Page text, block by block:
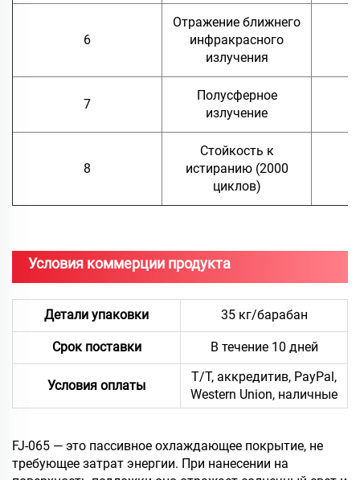
6
Отражение ближнего
инфракрасного
излучения
7
Полусферное
излучение
8
Стойкость к
истиранию (2000
циклов)
Условия коммерции продукта
Детали упаковки 35 кг/барабан
Срок поставки В течение 10 дней
Условия оплаты
Т/Т, аккредитив, PayPal,
Western Union, наличные
FJ-065 — это пассивное охлаждающее покрытие, не
требующее затрат энергии. При нанесении на